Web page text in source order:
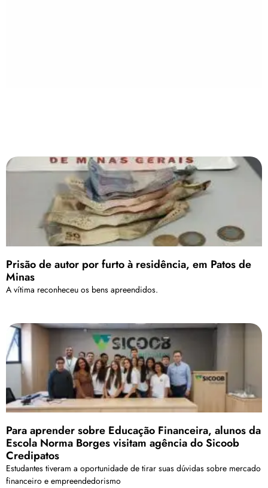
Prisão de autor por furto à residência, em Patos de
Minas
A vítima reconheceu os bens apreendidos.
Para aprender sobre Educação Financeira, alunos da
Escola Norma Borges visitam agência do Sicoob
Credipatos
Estudantes tiveram a oportunidade de tirar suas dúvidas sobre mercado
financeiro e empreendedorismo